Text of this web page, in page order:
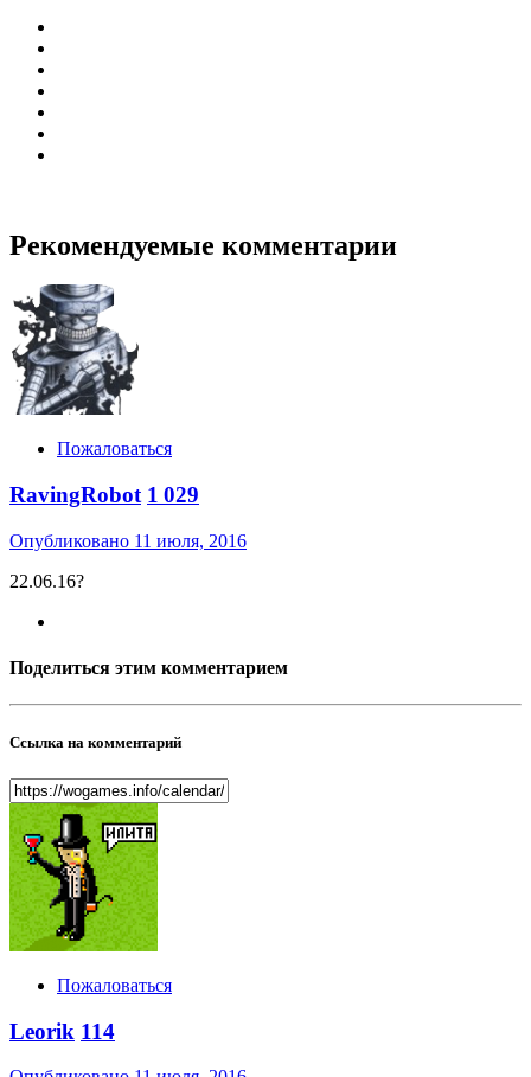
Рекомендуемые комментарии
Пожаловаться
RavingRobot 1 029
Опубликовано 11 июля, 2016
22.06.16?
Поделиться этим комментарием
Ссылка на комментарий
Пожаловаться
Leorik 114